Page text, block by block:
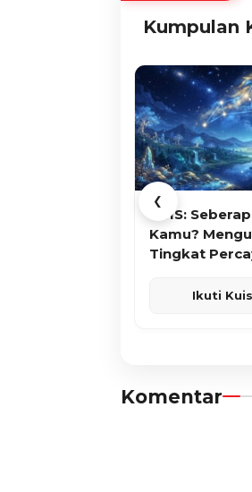
Kumpulan
❮
KUIS:
Kamu?
Tingkat
Ikuti
Komentar